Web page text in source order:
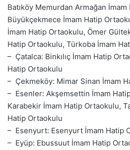
Batıköy Memurdan Armağan
Büyükçekmece İmam Hatip
İmam Hatip Ortaokulu, Ömer
Hatip Ortaokulu, Türkoba İmam
– Çatalca: Binkılıç İmam Hatip
Hatip Ortaokulu
– Çekmeköy: Mimar Sinan İmam
– Esenler: Akşemsettin İmam
Karabekir İmam Hatip Ortaokulu,
Hatip Ortaokulu
– Esenyurt: Esenyurt İmam Hatip
– Eyüp: Ebussuut İmam Hatip